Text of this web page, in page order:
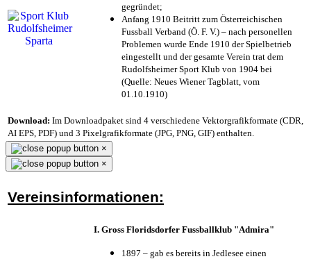
gegründet;
Anfang 1910 Beitritt zum Österreichischen
Fussball Verband (Ö. F. V.) – nach personellen
Problemen wurde Ende 1910 der Spielbetrieb
eingestellt und der gesamte Verein trat dem
Rudolfsheimer Sport Klub von 1904 bei
(Quelle: Neues Wiener Tagblatt, vom
01.10.1910)
Download: Im Downloadpaket sind 4 verschiedene Vektorgrafikformate (CDR,
AI EPS, PDF) und 3 Pixelgrafikformate (JPG, PNG, GIF) enthalten.
×
×
Vereinsinformationen:
I. Gross Floridsdorfer Fussballklub "Admira"
1897 – gab es bereits in Jedlesee einen